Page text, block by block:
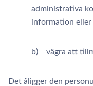
administrativa
information eller
b) vägra att
Det åligger den